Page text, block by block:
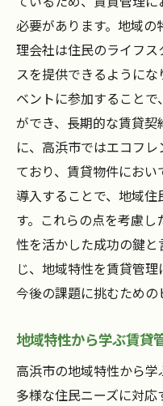
必要があります。地域
理会社は住民のライフ
スを提供できるように
ベントに参加すること
ができ、長期的な賃貸契
に、高浜市ではエコフ
ており、賃貸物件にお
導入することで、地域
す。これらの点を考慮
性を活かした成功の鍵
じ、地域特性を賃貸管理
今後の課題に挑むための
地域特性から学ぶ賃貸
高浜市の地域特性から学
多様な住民ニーズに対